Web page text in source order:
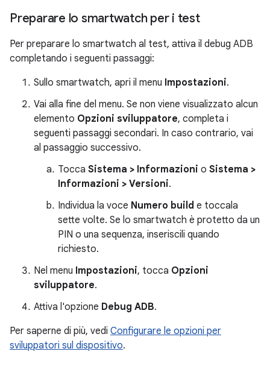
Preparare lo smartwatch per i test
Per preparare lo smartwatch al test, attiva il debug ADB
completando i seguenti passaggi:
Sullo smartwatch, apri il menu Impostazioni.
Vai alla fine del menu. Se non viene visualizzato alcun
elemento Opzioni sviluppatore, completa i
seguenti passaggi secondari. In caso contrario, vai
al passaggio successivo.
Tocca Sistema > Informazioni o Sistema >
Informazioni > Versioni.
Individua la voce Numero build e toccala
sette volte. Se lo smartwatch è protetto da un
PIN o una sequenza, inseriscili quando
richiesto.
Nel menu Impostazioni, tocca Opzioni
sviluppatore.
Attiva l'opzione Debug ADB.
Per saperne di più, vedi Configurare le opzioni per
sviluppatori sul dispositivo.